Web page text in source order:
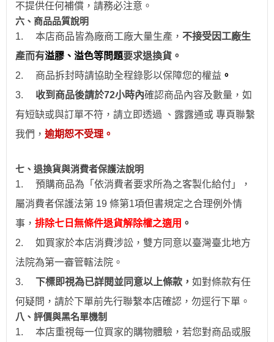
不提供任何補償，請務必注意。
六、商品品質說明
1.
本店商品皆為廠商工廠大量生產， 不接受因工廠生
產而有溢膠、溢色等問題要求退換貨。
2.
商品拆封時請協助全程錄影以保障您的權益 。
3.
收到商品後請於72小時內確認商品內容及數量，如
有短缺或與訂單不符，請立即透過
、露露通或 專頁聯繫
我們， 逾期恕不受理。
七、退換貨與消費者保護法說明
1.
預購商品為「依消費者要求所為之客製化給付」，
屬消費者保護法第 19 條第1項但書規定之合理例外情
事， 排除七日無條件退貨解除權之適用 。
2.
如買家於本店消費涉訟，雙方同意以臺灣臺北地方
法院為第一審管轄法院。
3.
下標即視為已詳閱並同意以上條款， 如對條款有任
何疑問，請於下單前先行聯繫本店確認，勿逕行下單。
八、評價與黑名單機制
1.
本店重視每一位買家的購物體驗，若您對商品或服